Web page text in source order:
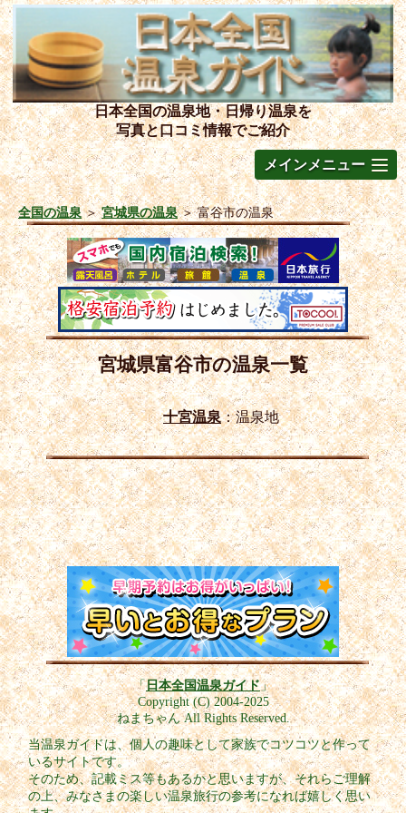
日本全国の温泉地・日帰り温泉を
写真と口コミ情報でご紹介
メインメニュー
全国の温泉＞宮城県の温泉＞富谷市の温泉
宮城県富谷市の温泉一覧
十宮温泉：温泉地
「日本全国温泉ガイド」
Copyright (C) 2004-2025
ねまちゃん All Rights Reserved.
当温泉ガイドは、個人の趣味として家族でコツコツと作って
いるサイトです。
そのため、記載ミス等もあるかと思いますが、それらご理解
の上、みなさまの楽しい温泉旅行の参考になれば嬉しく思い